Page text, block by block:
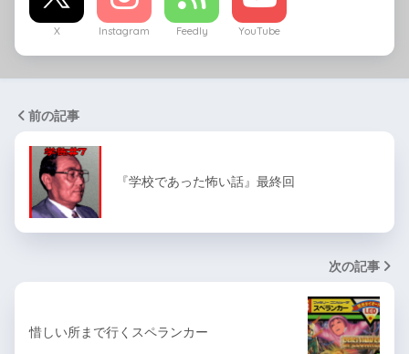
X Instagram Feedly YouTube
前の記事
『学校であった怖い話』最終回
次の記事
惜しい所まで行くスペランカー